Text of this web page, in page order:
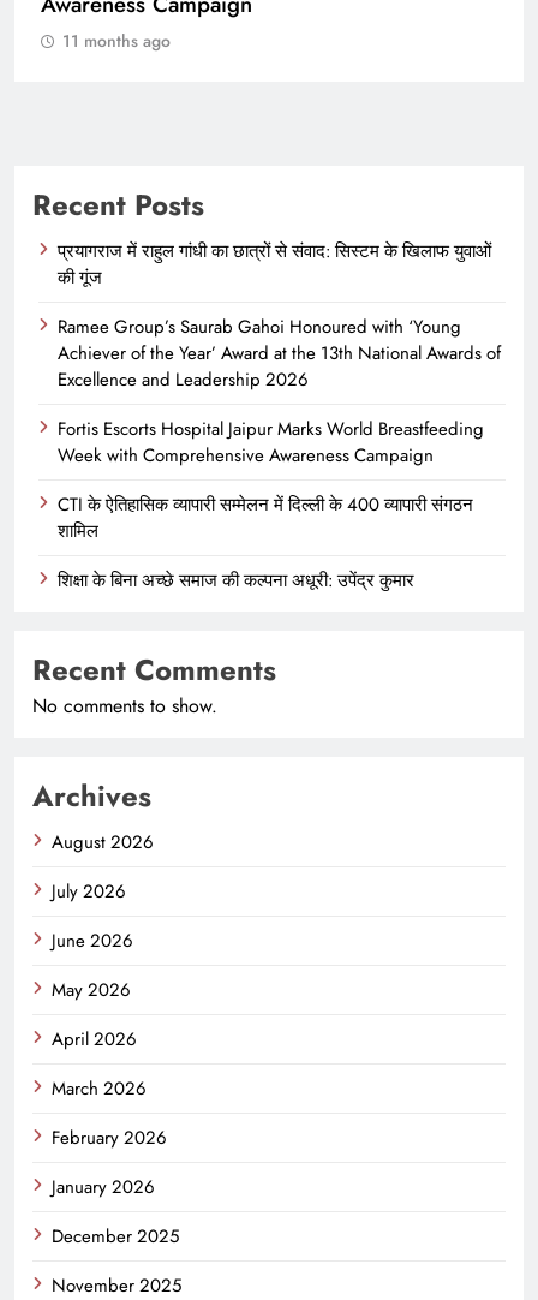
11 months ago
Recent Posts
प्रयागराज में राहुल गांधी का छात्रों से संवाद: सिस्टम के खिलाफ युवाओं
की गूंज
Ramee Group’s Saurab Gahoi Honoured with ‘Young
Achiever of the Year’ Award at the 13th National Awards of
Excellence and Leadership 2026
Fortis Escorts Hospital Jaipur Marks World Breastfeeding
Week with Comprehensive Awareness Campaign
CTI के ऐतिहासिक व्यापारी सम्मेलन में दिल्ली के 400 व्यापारी संगठन
शामिल
शिक्षा के बिना अच्छे समाज की कल्पना अधूरी: उपेंद्र कुमार
Recent Comments
No comments to show.
Archives
August 2026
July 2026
June 2026
May 2026
April 2026
March 2026
February 2026
January 2026
December 2025
November 2025